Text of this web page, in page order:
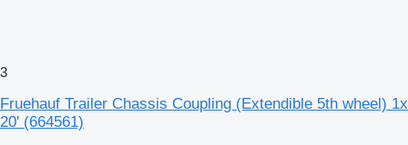
3
Fruehauf Trailer Chassis Coupling (Extendible 5th wheel) 1x
20' (664561)